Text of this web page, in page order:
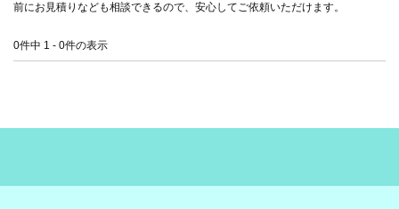
前にお見積りなども相談できるので、安心してご依頼いただけます。
0件中 1 - 0件の表示